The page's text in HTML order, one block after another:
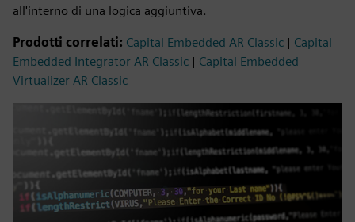
all'interno di una logica aggiuntiva.
Prodotti correlati: Capital Embedded AR Classic | Capital
Embedded Integrator AR Classic | Capital Embedded
Virtualizer AR Classic